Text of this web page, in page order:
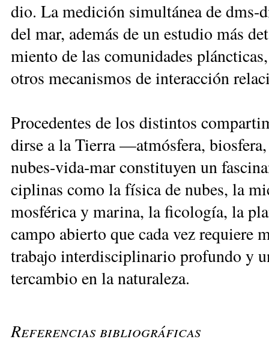
dio. La me­di­ción si­mul­tá­nea de dms-
del mar, ade­más de un es­tu­dio más
mien­to de las co­mu­ni­da­des
otros me­ca­nis­mos de in­te­rac­ción
Pro­ce­den­tes de los dis­tin­tos
dir­se a la Tie­rra —at­mós­fe­ra,
nu­bes-vi­da-mar cons­ti­tu­yen un
ci­pli­nas co­mo la fí­si­ca de nu­bes, la
mos­fé­ri­ca y ma­ri­na, la fi­co­lo­gía, la
cam­po abier­to que ca­da vez re­quie­re
tra­ba­jo in­ter­dis­ci­pli­na­rio pro­fun­do y
ter­cam­bio en la na­tu­ra­le­za.
Referencias bibliográficas